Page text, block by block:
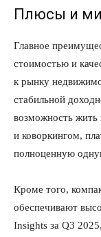
Плюсы и
Главное
стоимостью и
к рынку
стабильной
возможность жить
и коворкингом,
полноценную
Кроме того,
обеспечивают
Insights за Q3